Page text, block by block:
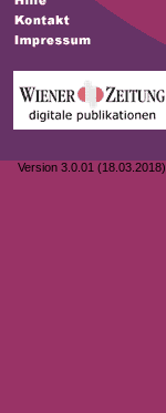
Version 3.0.01 (18.03.2018)